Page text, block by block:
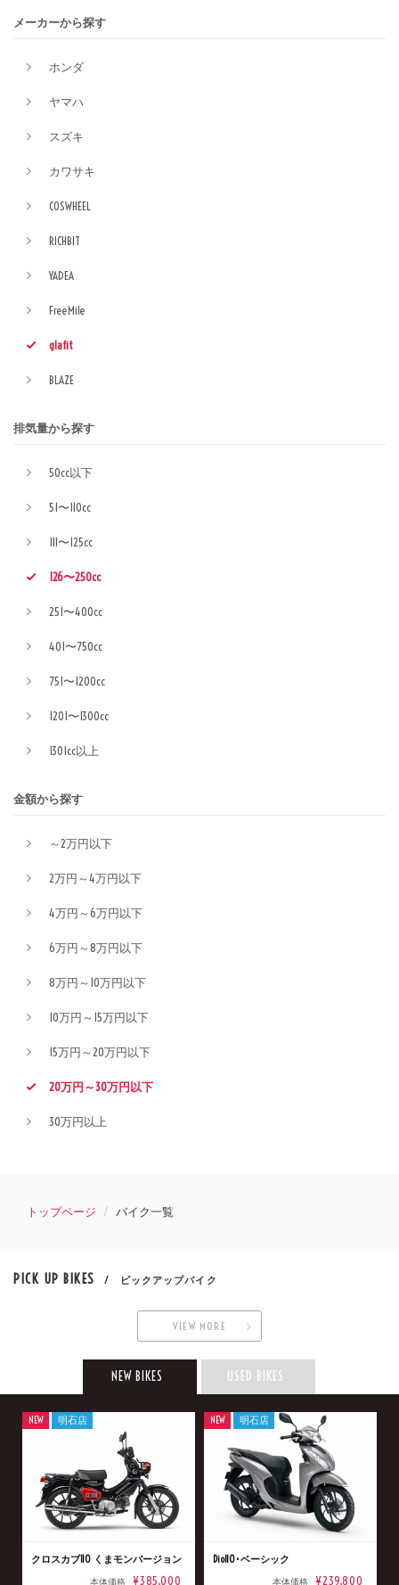
メーカーから探す
ホンダ
ヤマハ
スズキ
カワサキ
COSWHEEL
RICHBIT
YADEA
FreeMile
glafit
BLAZE
排気量から探す
50cc以下
51〜110cc
111〜125cc
126〜250cc
251〜400cc
401〜750cc
751〜1200cc
1201〜1300cc
1301cc以上
金額から探す
～2万円以下
2万円～4万円以下
4万円～6万円以下
6万円～8万円以下
8万円～10万円以下
10万円～15万円以下
15万円～20万円以下
20万円～30万円以下
30万円以上
トップページ バイク一覧
PICK UP BIKES / ピックアップバイク
VIEW MORE
NEW BIKES USED BIKES
クロスカブ110 くまモンバージョン
本体価格 ¥385,000
NEW 明石店
Dio110･ベーシック
本体価格 ¥239,800
NEW 明石店